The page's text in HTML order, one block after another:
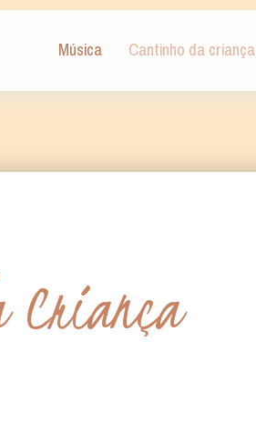
Música Cantinho da criança
Criança